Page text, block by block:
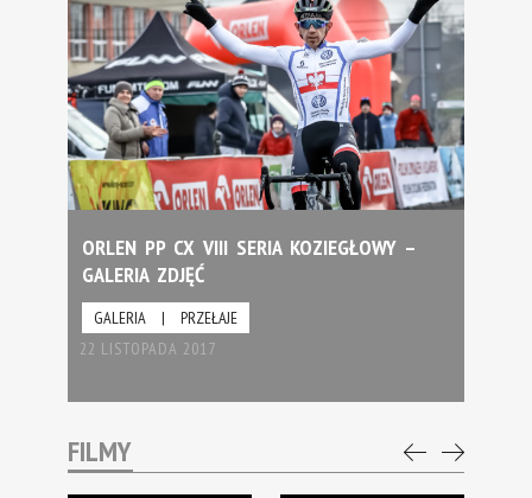
ORLEN PP CX VIII SERIA KOZIEGŁOWY –
GALERIA ZDJĘĆ
GALERIA |
PRZEŁAJE
22 LISTOPADA 2017
FILMY